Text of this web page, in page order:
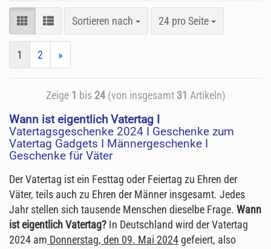
Sortieren nach 24 pro Seite
1 2 »
Zeige 1 bis 24(von insgesamt 31 Artikeln)
Wann ist eigentlich Vatertag I
Vatertagsgeschenke 2024 I Geschenke zum
Vatertag Gadgets I Männergeschenke I
Geschenke für Väter
Der Vatertag ist ein Festtag oder Feiertag zu Ehren der
Väter, teils auch zu Ehren der Männer insgesamt. Jedes
Jahr stellen sich tausende Menschen dieselbe Frage. Wann
ist eigentlich Vatertag? In Deutschland wird der Vatertag
2024 am Donnerstag, den 09. Mai 2024gefeiert, also